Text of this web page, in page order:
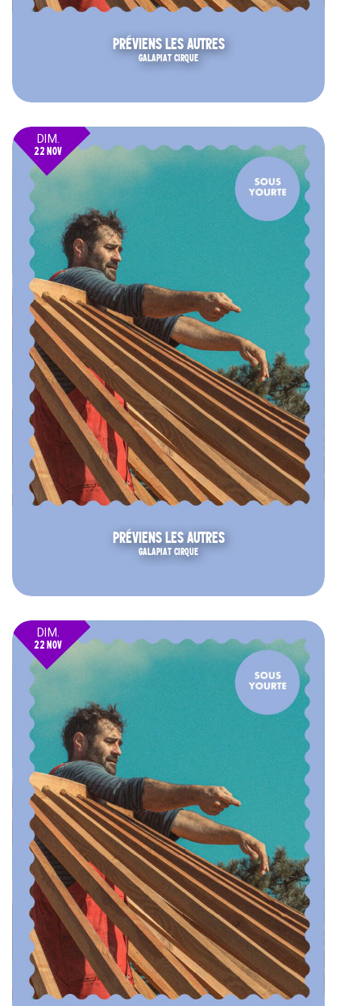
PRÉVIENS LES AUTRES
GALAPIAT CIRQUE
DIM.
22 NOV
PRÉVIENS LES AUTRES
GALAPIAT CIRQUE
DIM.
22 NOV